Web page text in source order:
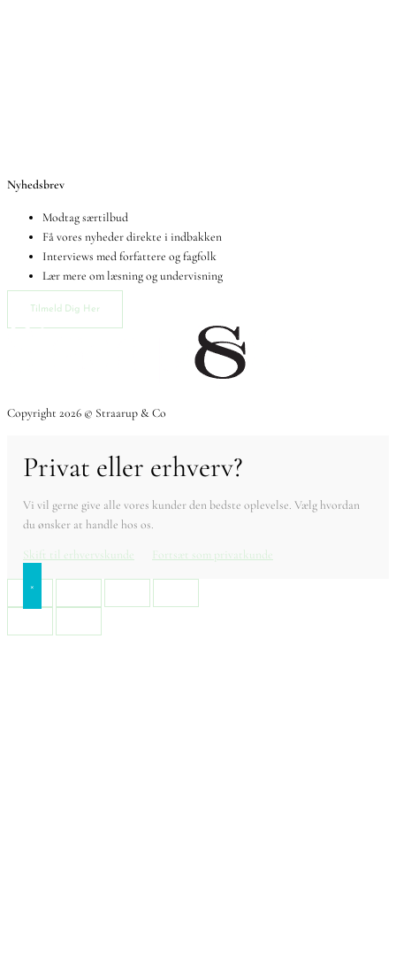
Nyhedsbrev
Modtag særtilbud
Få vores nyheder direkte i indbakken
Interviews med forfattere og fagfolk
Lær mere om læsning og undervisning
Tilmeld Dig Her
Copyright 2026 © Straarup & Co
Privat eller erhverv?
Vi vil gerne give alle vores kunder den bedste oplevelse. Vælg hvordan
du ønsker at handle hos os.
Skift til erhvervskunde Fortsæt som privatkunde
×